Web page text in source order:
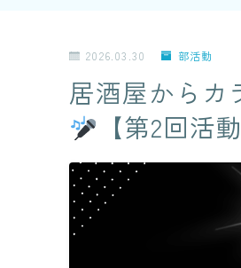
個人の成
リアパス
2026.03.30 部活動
居酒屋からカ
【第2回活